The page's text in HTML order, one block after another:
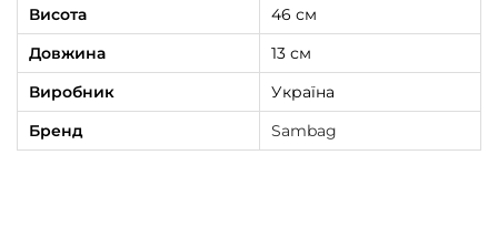
Висота
46 см
Довжина
13 см
Виробник
Україна
Бренд
Sambag